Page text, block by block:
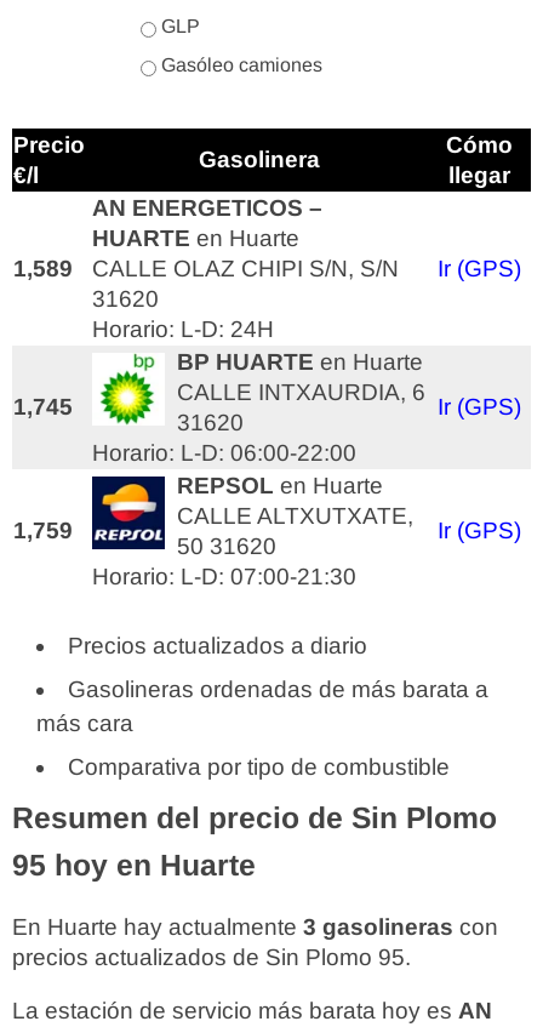
GLP
Gasóleo camiones
Precio
€/l
Gasolinera
Cómo
llegar
1,589
AN ENERGETICOS –
HUARTE en Huarte
CALLE OLAZ CHIPI S/N, S/N
31620
Horario: L-D: 24H
Ir (GPS)
1,745
BP HUARTE en Huarte
CALLE INTXAURDIA, 6
31620
Horario: L-D: 06:00-22:00
Ir (GPS)
1,759
REPSOL en Huarte
CALLE ALTXUTXATE,
50 31620
Horario: L-D: 07:00-21:30
Ir (GPS)
Precios actualizados a diario
Gasolineras ordenadas de más barata a
más cara
Comparativa por tipo de combustible
Resumen del precio de Sin Plomo
95 hoy en Huarte
En Huarte hay actualmente 3 gasolineras con
precios actualizados de Sin Plomo 95.
La estación de servicio más barata hoy es AN